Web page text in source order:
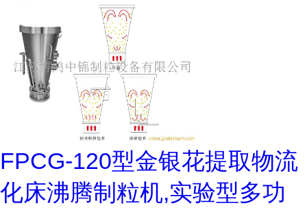
FPCG-120型金银花提取物流
化床沸腾制粒机,实验型多功